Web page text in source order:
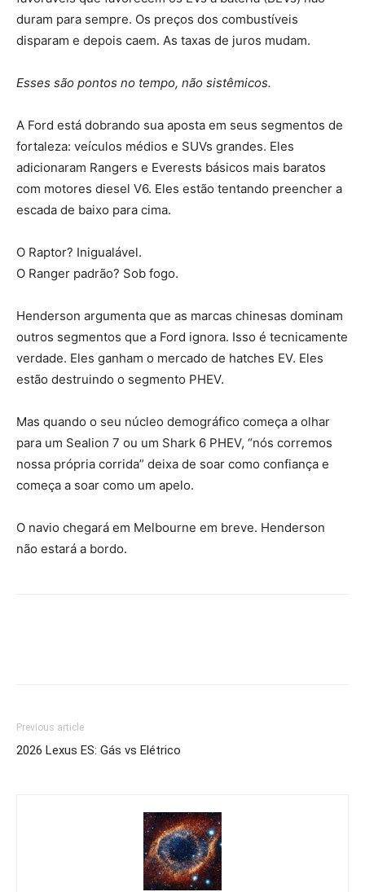
duram para sempre. Os preços dos combustíveis
disparam e depois caem. As taxas de juros mudam.
Esses são pontos no tempo, não sistêmicos.
A Ford está dobrando sua aposta em seus segmentos de
fortaleza: veículos médios e SUVs grandes. Eles
adicionaram Rangers e Everests básicos mais baratos
com motores diesel V6. Eles estão tentando preencher a
escada de baixo para cima.
O Raptor? Inigualável.
O Ranger padrão? Sob fogo.
Henderson argumenta que as marcas chinesas dominam
outros segmentos que a Ford ignora. Isso é tecnicamente
verdade. Eles ganham o mercado de hatches EV. Eles
estão destruindo o segmento PHEV.
Mas quando o seu núcleo demográfico começa a olhar
para um Sealion 7 ou um Shark 6 PHEV, “nós corremos
nossa própria corrida” deixa de soar como confiança e
começa a soar como um apelo.
O navio chegará em Melbourne em breve. Henderson
não estará a bordo.
Previous article
2026 Lexus ES: Gás vs Elétrico